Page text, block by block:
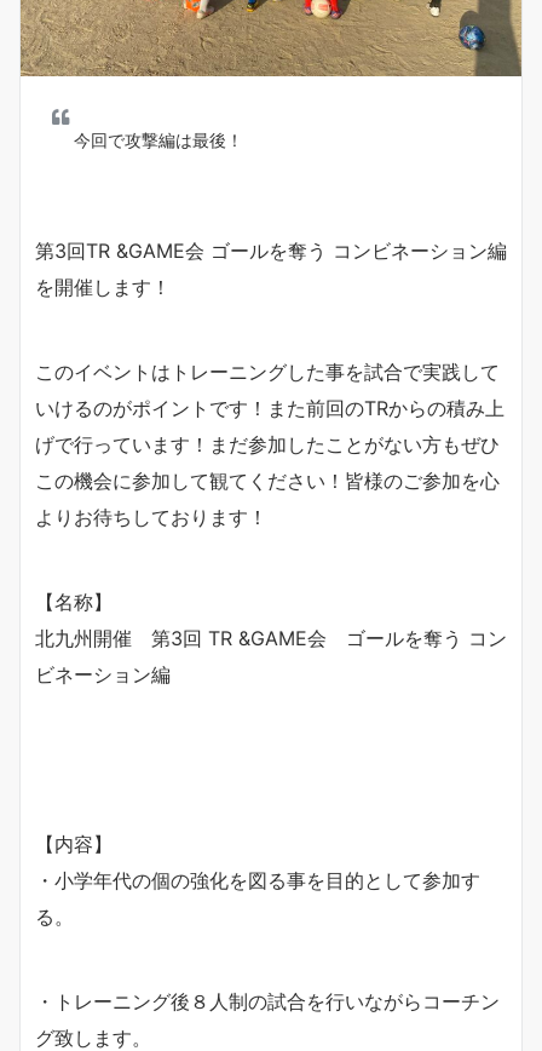
今回で攻撃編は最後！
第3回TR &GAME会 ゴールを奪う コンビネーション編
を開催します！
このイベントはトレーニングした事を試合で実践して
いけるのがポイントです！また前回のTRからの積み上
げで行っています！まだ参加したことがない方もぜひ
この機会に参加して観てください！皆様のご参加を心
よりお待ちしております！
【名称】
北九州開催 第3回 TR &GAME会 ゴールを奪う コン
ビネーション編
【内容】
・小学年代の個の強化を図る事を目的として参加す
る。
・トレーニング後８人制の試合を行いながらコーチン
グ致します。